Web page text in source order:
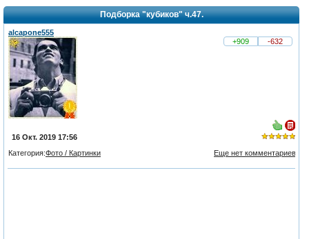
Подборка "кубиков" ч.47.
alcapone555
+909
-632
из 5,
16 Окт. 2019 17:56
Еще нет комментариев
Категория:Фото / Картинки